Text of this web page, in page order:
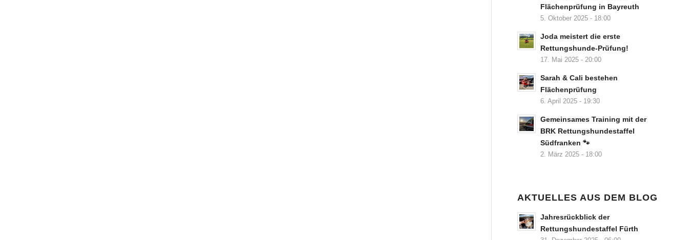
Flächenprüfung in Bayreuth
5. Oktober 2025 - 18:00
Joda meistert die erste
Rettungshunde-Prüfung!
17. Mai 2025 - 20:00
Sarah & Cali bestehen
Flächenprüfung
6. April 2025 - 19:30
Gemeinsames Training mit der
BRK Rettungshundestaffel
Südfranken 🐾
2. März 2025 - 18:00
AKTUELLES AUS DEM BLOG
Jahresrückblick der
Rettungshundestaffel Fürth